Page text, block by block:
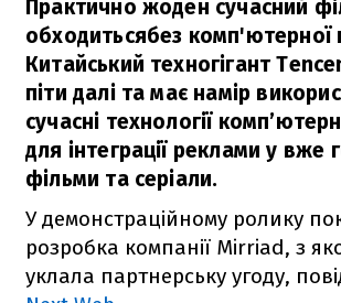
Практично жоден сучасний
обходитьсябез комп'ютерної
Китайський техногігант
піти далі та має намір
сучасні технології
для інтеграції реклами у вже
фільми та серіали.
У демонстраційному ролику
розробка компанії Mirriad, з
уклала партнерську угоду,